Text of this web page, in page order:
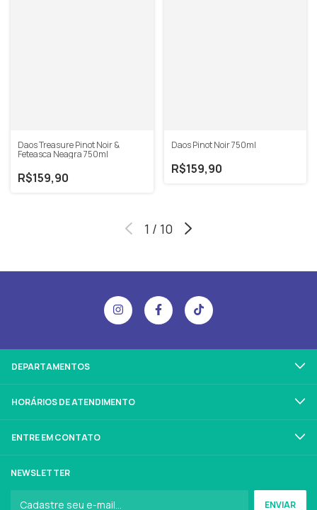
Daos Treasure Pinot Noir &
Feteasca Neagra 750ml
R$159,90
Daos Pinot Noir 750ml
R$159,90
1 / 10
DEPARTAMENTOS
HORÁRIOS DE ATENDIMENTO
ENTRE EM CONTATO
NEWSLETTER